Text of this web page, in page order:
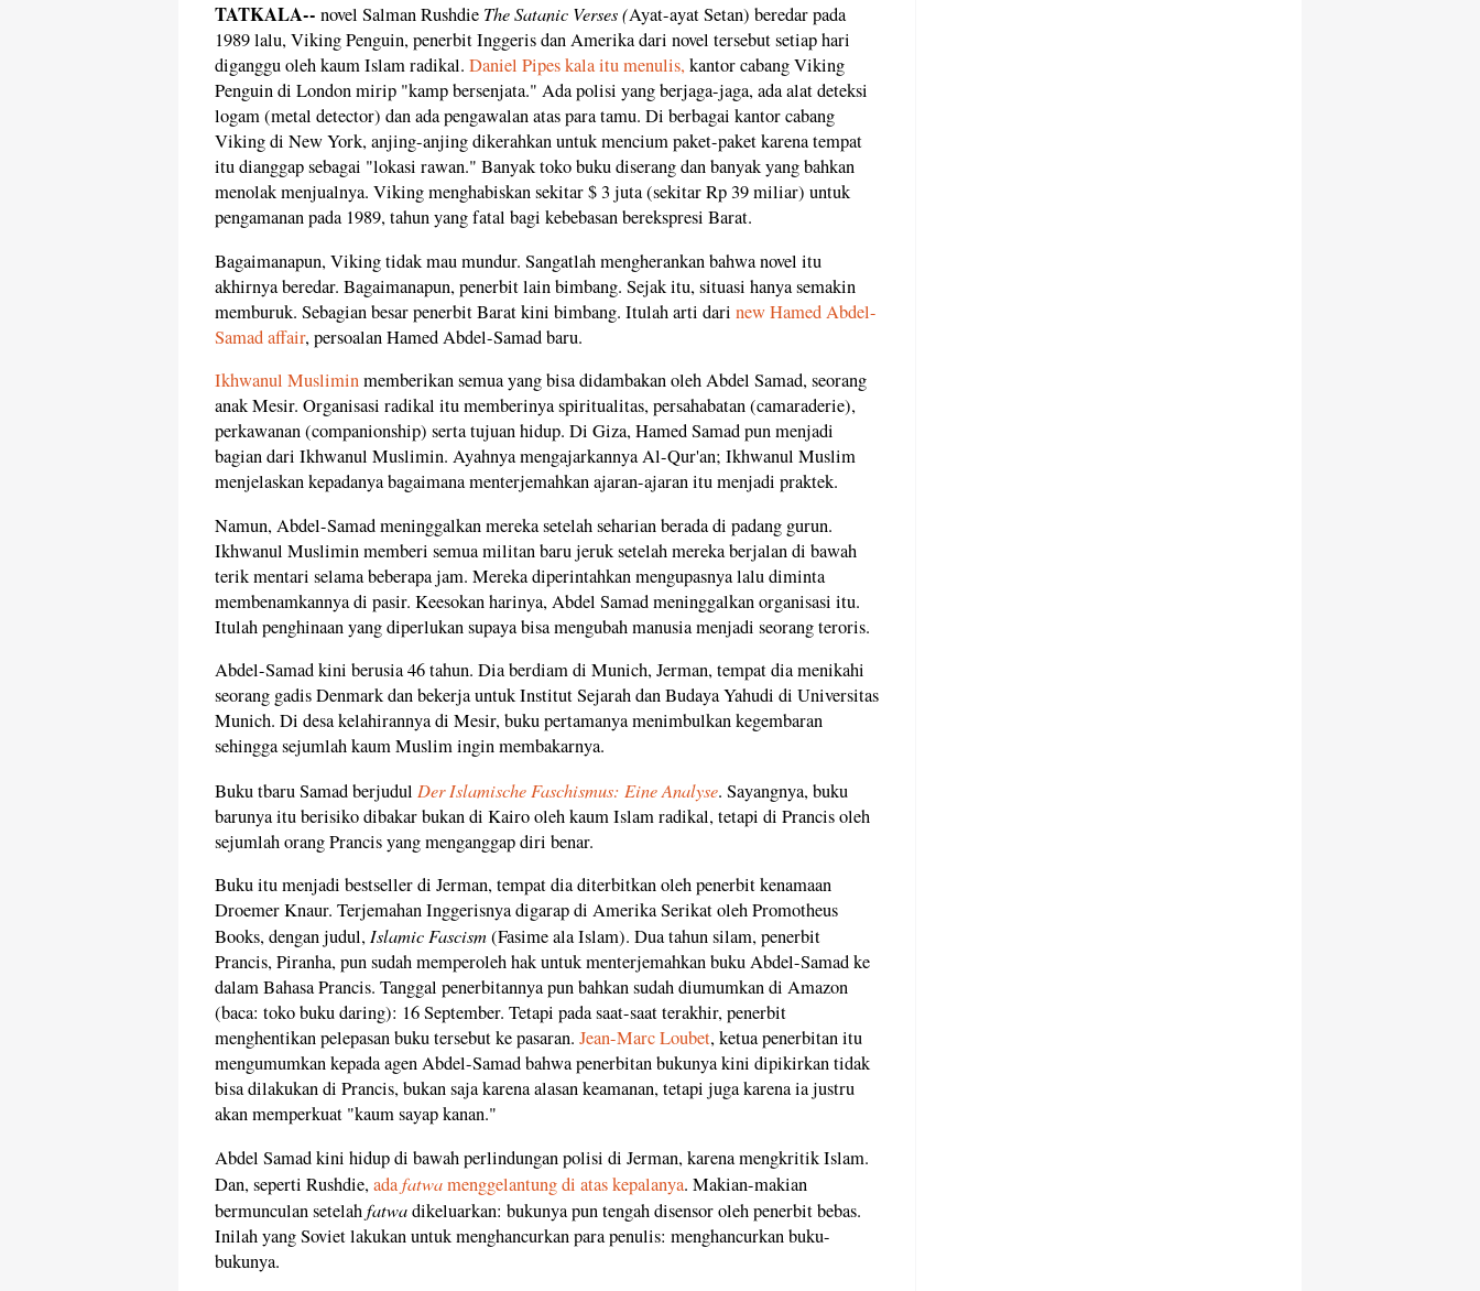
TATKALA-- novel Salman Rushdie The Satanic Verses (Ayat-ayat Setan) beredar pada
1989 lalu, Viking Penguin, penerbit Inggeris dan Amerika dari novel tersebut setiap hari
diganggu oleh kaum Islam radikal. Daniel Pipes kala itu menulis, kantor cabang Viking
Penguin di London mirip "kamp bersenjata." Ada polisi yang berjaga-jaga, ada alat deteksi
logam (metal detector) dan ada pengawalan atas para tamu. Di berbagai kantor cabang
Viking di New York, anjing-anjing dikerahkan untuk mencium paket-paket karena tempat
itu dianggap sebagai "lokasi rawan." Banyak toko buku diserang dan banyak yang bahkan
menolak menjualnya. Viking menghabiskan sekitar $ 3 juta (sekitar Rp 39 miliar) untuk
pengamanan pada 1989, tahun yang fatal bagi kebebasan berekspresi Barat.
Bagaimanapun, Viking tidak mau mundur. Sangatlah mengherankan bahwa novel itu
akhirnya beredar. Bagaimanapun, penerbit lain bimbang. Sejak itu, situasi hanya semakin
memburuk. Sebagian besar penerbit Barat kini bimbang. Itulah arti dari new Hamed Abdel-
Samad affair, persoalan Hamed Abdel-Samad baru.
Ikhwanul Musliminmemberikan semua yang bisa didambakan oleh Abdel Samad, seorang
anak Mesir. Organisasi radikal itu memberinya spiritualitas, persahabatan (camaraderie),
perkawanan (companionship) serta tujuan hidup. Di Giza, Hamed Samad pun menjadi
bagian dari Ikhwanul Muslimin. Ayahnya mengajarkannya Al-Qur'an; Ikhwanul Muslim
menjelaskan kepadanya bagaimana menterjemahkan ajaran-ajaran itu menjadi praktek.
Namun, Abdel-Samad meninggalkan mereka setelah seharian berada di padang gurun.
Ikhwanul Muslimin memberi semua militan baru jeruk setelah mereka berjalan di bawah
terik mentari selama beberapa jam. Mereka diperintahkan mengupasnya lalu diminta
membenamkannya di pasir. Keesokan harinya, Abdel Samad meninggalkan organisasi itu.
Itulah penghinaan yang diperlukan supaya bisa mengubah manusia menjadi seorang teroris.
Abdel-Samad kini berusia 46 tahun. Dia berdiam di Munich, Jerman, tempat dia menikahi
seorang gadis Denmark dan bekerja untuk Institut Sejarah dan Budaya Yahudi di Universitas
Munich. Di desa kelahirannya di Mesir, buku pertamanya menimbulkan kegembaran
sehingga sejumlah kaum Muslim ingin membakarnya.
Buku tbaru Samad berjudul Der Islamische Faschismus: Eine Analyse. Sayangnya, buku
barunya itu berisiko dibakar bukan di Kairo oleh kaum Islam radikal, tetapi di Prancis oleh
sejumlah orang Prancis yang menganggap diri benar.
Buku itu menjadi bestseller di Jerman, tempat dia diterbitkan oleh penerbit kenamaan
Droemer Knaur. Terjemahan Inggerisnya digarap di Amerika Serikat oleh Promotheus
Books, dengan judul, Islamic Fascism(Fasime ala Islam). Dua tahun silam, penerbit
Prancis, Piranha, pun sudah memperoleh hak untuk menterjemahkan buku Abdel-Samad ke
dalam Bahasa Prancis. Tanggal penerbitannya pun bahkan sudah diumumkan di Amazon
(baca: toko buku daring): 16 September. Tetapi pada saat-saat terakhir, penerbit
menghentikan pelepasan buku tersebut ke pasaran. Jean-Marc Loubet, ketua penerbitan itu
mengumumkan kepada agen Abdel-Samad bahwa penerbitan bukunya kini dipikirkan tidak
bisa dilakukan di Prancis, bukan saja karena alasan keamanan, tetapi juga karena ia justru
akan memperkuat "kaum sayap kanan."
Abdel Samad kini hidup di bawah perlindungan polisi di Jerman, karena mengkritik Islam.
Dan, seperti Rushdie,adafatwamenggelantung di atas kepalanya. Makian-makian
bermunculan setelahfatwadikeluarkan: bukunya pun tengah disensor oleh penerbit bebas.
Inilah yang Soviet lakukan untuk menghancurkan para penulis: menghancurkan buku-
bukunya.